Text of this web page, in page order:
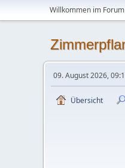
Willkommen im Forum
09. August 2026,
Übersicht